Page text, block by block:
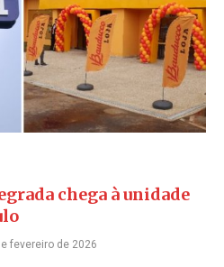
chega à unidade
fevereiro de 2026